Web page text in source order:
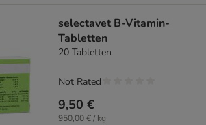
selectavet B-Vitamin-
Tabletten
20 Tabletten
9,50 €
950,00 € / kg
Not Rated